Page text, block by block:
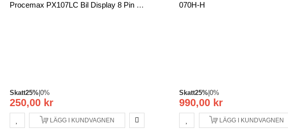
Procemax PX107LC Bil Display 8 Pin Seriell Kabel
250,00 kr
Skatt25%| 0%
LÄGG I KUNDVAGNEN
070H-H
990,00 kr
Skatt25% 0%
LÄGG I KUNDVAGNEN